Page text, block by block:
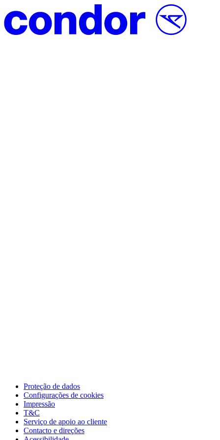
Proteção de dados
Configurações de cookies
Impressão
T&C
Serviço de apoio ao cliente
Contacto e direções